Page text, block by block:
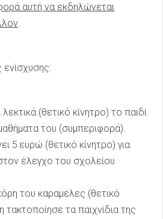
αυτή να εκδηλώνεται
.
ενίσχυσης:
(θετικό κίνητρο) το παιδί
του (συμπεριφορά).
5 ευρώ (θετικό κίνητρο) για
έλεγχο του σχολείου
του καραμέλες (θετικό
τακτοποίησε τα παιχνίδια της